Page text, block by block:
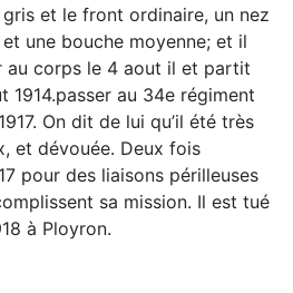
et le front ordinaire, un nez
une bouche moyenne; et il
au corps le 4 aout il et partit
1914.passer au 34e régiment
On dit de lui qu’il été très
et dévouée. Deux fois
pour des liaisons périlleuses
sa mission. Il est tué
à Ployron.